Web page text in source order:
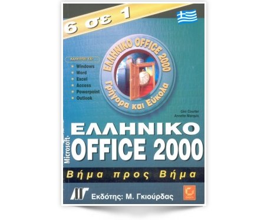
Πρόσβαση
Προγραμματισμός
Delphi - Pascal
Visual Basic
C++, Visual C++
Cobol - Assembly - Fortran
Βάσεις Δεδομένων